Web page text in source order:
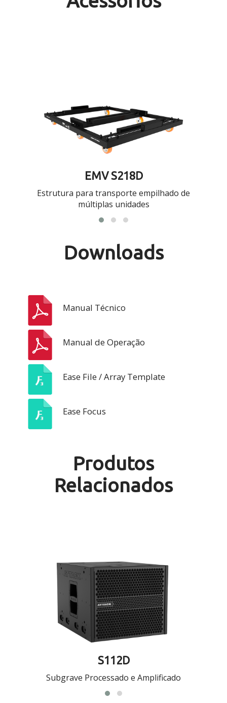
EMV S218D
Estrutura para transporte empilhado de
múltiplas unidades
Downloads
Manual Técnico
Manual de Operação
Ease File / Array Template
Ease Focus
Produtos
Relacionados
S112D
Subgrave Processado e Amplificado